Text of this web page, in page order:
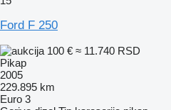
Ford F 250
100 € ≈ 11.740 RSD
Pikap
2005
229.895 km
Euro 3